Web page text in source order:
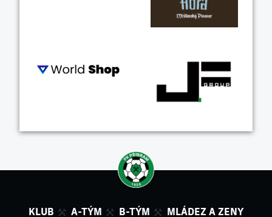
KLUB A-TÝM B-TÝM MLÁDEZ A ZENY